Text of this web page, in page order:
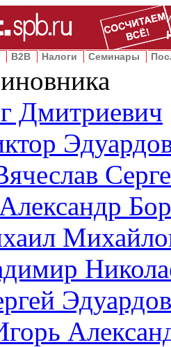
B2B Налоги Семинары
Дмитриевич